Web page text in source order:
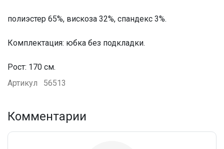
полиэстер 65%, вискоза 32%, спандекс 3%.
Комплектация: юбка без подкладки.
Рост: 170 см.
Артикул
56513
Комментарии